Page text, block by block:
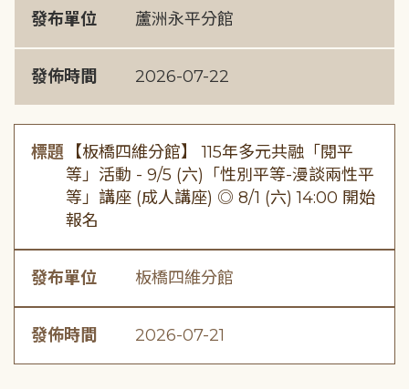
發布單位 蘆洲永平分館
發佈時間 2026-07-22
標題 【板橋四維分館】 115年多元共融「閱平
等」活動 - 9/5 (六)「性別平等-漫談兩性平
等」講座 (成人講座) ◎ 8/1 (六) 14:00 開始
報名
發布單位 板橋四維分館
發佈時間 2026-07-21